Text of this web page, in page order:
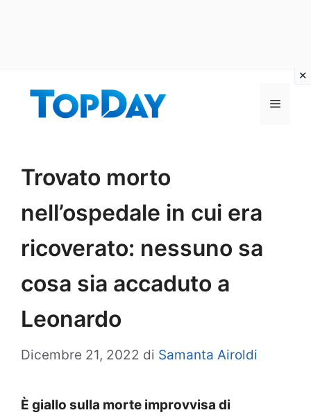
Menu
Trovato morto
nell’ospedale in cui era
ricoverato: nessuno sa
cosa sia accaduto a
Leonardo
Dicembre 21, 2022 di Samanta Airoldi
È giallo sulla morte improvvisa di